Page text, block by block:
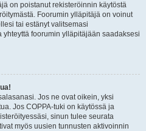
on poistanut rekisteröinnin käytöstä
Foorumin ylläpitäjä on voinut
tai estänyt valitsemasi
yhteyttä foorumin ylläpitäjään saadaksesi
Jos ne ovat oikein, yksi
Jos COPPA-tuki on käytössä ja
sinun tulee seurata
myös uusien tunnusten aktivoinnin